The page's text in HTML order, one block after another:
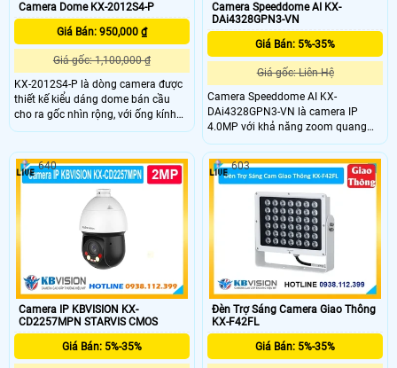
Camera Dome KX-2012S4-P
Giá Bán: 950,000 ₫
Giá gốc: 1,100,000 ₫
KX-2012S4-P là dòng camera được
thiết kế kiểu dáng dome bán cầu
cho ra gốc nhìn rộng, với ống kính
có độ phân giải 2.0Mp, trang bị đèn
ban đêm khoảng cách 15m, chống
ngược sáng DWDR, sử dụng chung
Camera Speeddome AI KX-
DAi4328GPN3-VN
Giá Bán: 5%-35%
Giá gốc: Liên Hệ
Camera Speeddome AI KX-
DAi4328GPN3-VN là camera IP
4.0MP với khả năng zoom quang
32x và zoom số 16x. KX-
DAi4328GPN3-VN hỗ trợ phát hiện
khuôn mặt, nhận dạng người và xe
(SMD 4.0), cùng chức năng AI Auto
Tracking và IVS, hồng ngoại tầm xa
150m và chuẩn bảo vệ IP67 và
Camera IP KBVISION KX-
CD2257MPN STARVIS CMOS
Giá Bán: 5%-35%
640
Đèn Trợ Sáng Camera Giao Thông
KX-F42FL
Giá Bán: 5%-35%
603